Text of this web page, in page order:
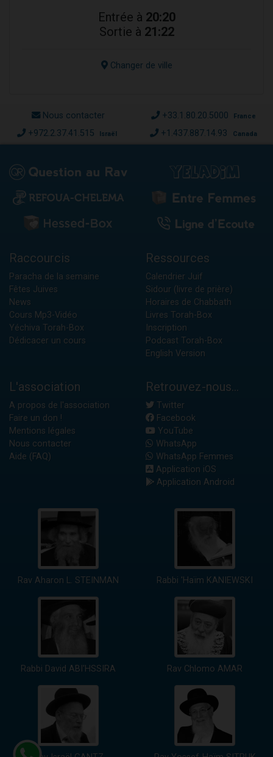
Entrée à 20:20
Sortie à 21:22
Changer de ville
Nous contacter +33.1.80.20.5000 France
+972.2.37.41.515 Israël +1.437.887.14.93 Canada
Raccourcis
Paracha de la semaine
Fêtes Juives
News
Cours Mp3-Vidéo
Yéchiva Torah-Box
Dédicacer un cours
Ressources
Calendrier Juif
Sidour (livre de prière)
Horaires de Chabbath
Livres Torah-Box
Inscription
Podcast Torah-Box
English Version
L'association
A propos de l'association
Faire un don !
Mentions légales
Nous contacter
Aide (FAQ)
Retrouvez-nous...
Twitter
Facebook
YouTube
WhatsApp
WhatsApp Femmes
Application iOS
Application Android
Rav Aharon L. STEINMAN Rabbi 'Haïm KANIEWSKI
Rabbi David ABI'HSSIRA Rav Chlomo AMAR